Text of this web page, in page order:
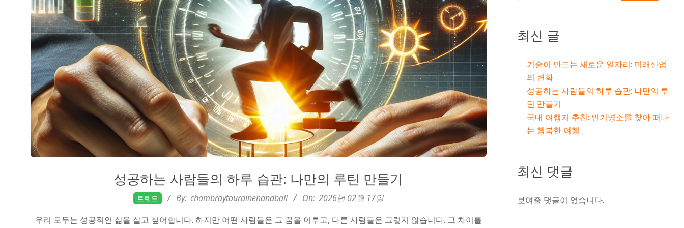
성공하는 사람들의 하루 습관: 나만의 루틴 만들기
17
트렌드 By: chambraytourainehandball On: 2026년 02월 17일
우리 모두는 성공적인 삶을 살고 싶어합니다. 하지만 어떤 사람들은 그 꿈을 이루고, 다른 사람들은 그렇지 않습니다. 그 차이를
최신 글
기술이 만드는 새로운 일자리: 미래산업
의 변화
성공하는 사람들의 하루 습관: 나만의 루
틴 만들기
국내 여행지 추천: 인기명소를 찾아 떠나
는 행복한 여행
최신 댓글
보여줄 댓글이 없습니다.